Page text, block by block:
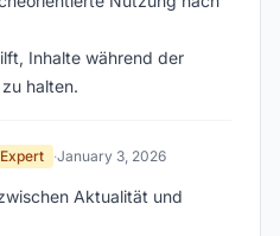
Inhalte während der
halten.
Expert ·January 3, 2026
Aktualität und